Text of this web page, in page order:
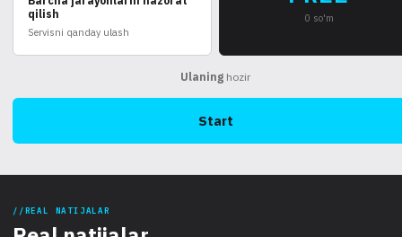
qilish
Servisni qanday ulash
0 so'm
Ulaning hozir
Start
REAL NATIJALAR